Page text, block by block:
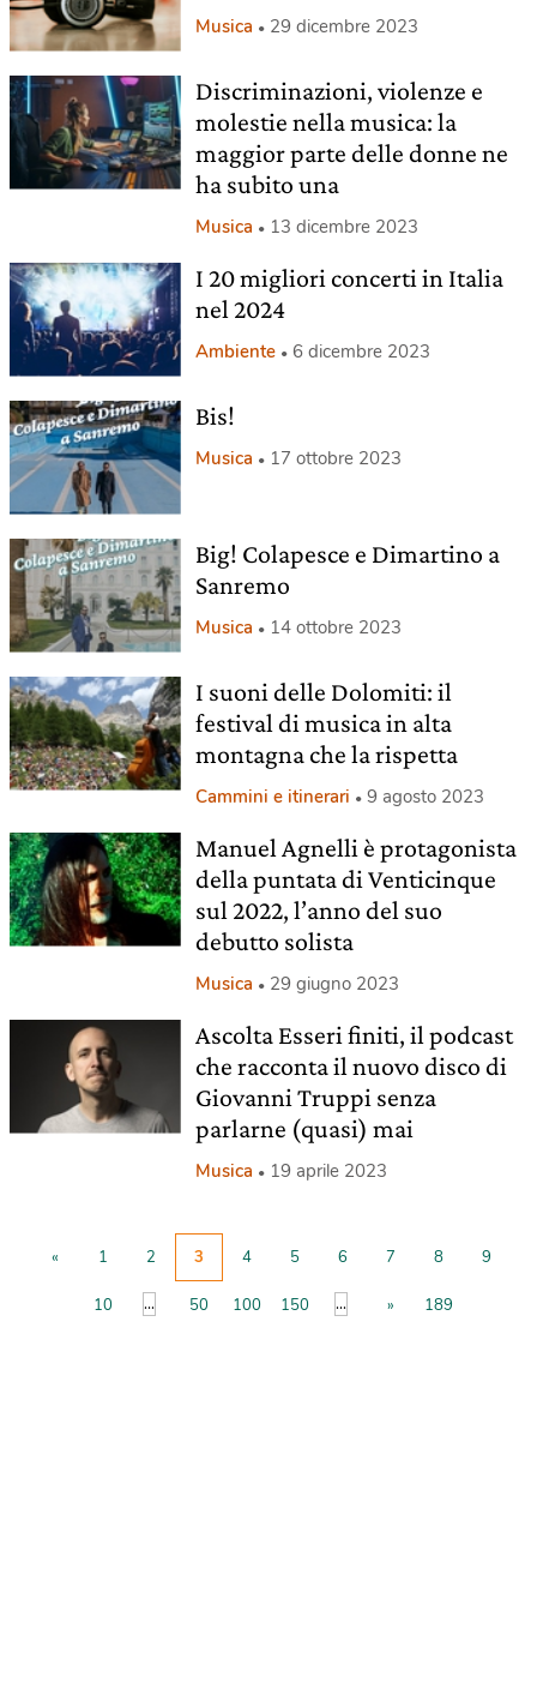
Musica 29 dicembre 2023
Discriminazioni, violenze e
molestie nella musica: la
maggior parte delle donne ne
ha subito una
Musica 13 dicembre 2023
I 20 migliori concerti in Italia
nel 2024
Ambiente 6 dicembre 2023
Bis!
Musica 17 ottobre 2023
Big! Colapesce e Dimartino a
Sanremo
Musica 14 ottobre 2023
I suoni delle Dolomiti: il
festival di musica in alta
montagna che la rispetta
Cammini e itinerari 9 agosto 2023
Manuel Agnelli è protagonista
della puntata di Venticinque
sul 2022, l’anno del suo
debutto solista
Musica 29 giugno 2023
Ascolta Esseri finiti, il podcast
che racconta il nuovo disco di
Giovanni Truppi senza
parlarne (quasi) mai
Musica 19 aprile 2023
« 1 2 3 4 5 6 7 8 9
10 ... 50 100 150 ... » 189